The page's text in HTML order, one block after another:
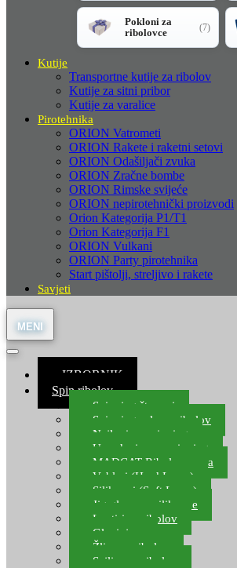
Pokloni za
ribolovce
(7)
Kutije
Transportne kutije za ribolov
Kutije za sitni pribor
Kutije za varalice
Pirotehnika
ORION Vatrometi
ORION Rakete i raketni setovi
ORION Odašiljači zvuka
ORION Zračne bombe
ORION Rimske svijeće
ORION nepirotehnički proizvodi
Orion Kategorija P1/T1
Orion Kategorija F1
ORION Vulkani
ORION Party pirotehnika
Start pištolji, streljivo i rakete
Savjeti
≡ IZBORNIK
Spin ribolov
Spinning štapovi
Spinning role za ribolov
Najloni za spinning
Upredenice za spinning
MADCAT Ribolov soma
Vobleri (Hard Lures)
Silikonci (Soft Lures)
Jig glave za silikonce
Leptiri za ribolov
Glavinjare
Žlice za ribolov
Sajlice za ribolov